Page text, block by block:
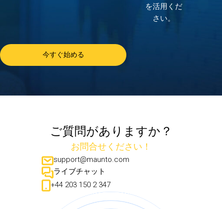
を活用くだ
さい。
今すぐ始める
ご質問がありますか？
お問合せください！
support@maunto.com
ライブチャット
+44 203 150 2 347